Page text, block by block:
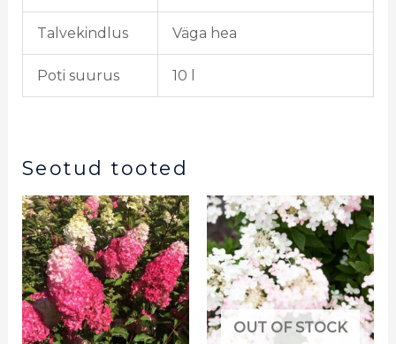
Talvekindlus Väga hea
Poti suurus 10 l
Seotud tooted
OUT OF STOCK